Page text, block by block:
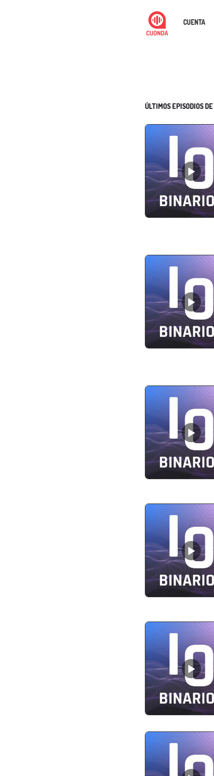
CUENTA
ÚLTIMOS EPISODIOS DE